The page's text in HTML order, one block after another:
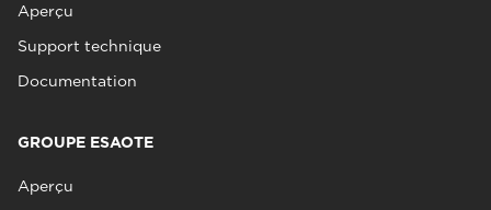
Aperçu
Support technique
Documentation
GROUPE ESAOTE
Aperçu